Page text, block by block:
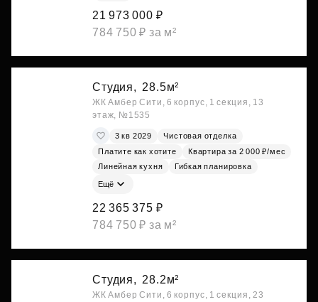
21 973 000 ₽
784 750 ₽ за м²
Студия, 28.5м²
ЖК Амбер Сити, 6 корпус, 1 секция, 13
этаж, №1535
3 кв 2029
Чистовая отделка
Платите как хотите
Квартира за 2 000 ₽/мес
Линейная кухня
Гибкая планировка
Ещё
22 365 375 ₽
784 750 ₽ за м²
Студия, 28.2м²
ЖК Амбер Сити, 6 корпус, 1 секция, 23